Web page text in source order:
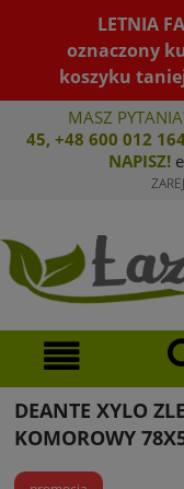
LETNIA
oznaczony
koszyku
MASZ
45, +48 600 012
NAPISZ!
DEANTE XYLO
KOMOROWY